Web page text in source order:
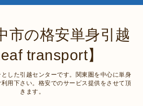
市の格安単身引越
transport】
した引越センターです。関東圏を中心に単身
用下さい。格安でのサービス提供をさせて頂
きます。